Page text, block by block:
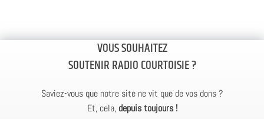
VOUS SOUHAITEZ
SOUTENIR RADIO COURTOISIE ?
Saviez-vous que notre site ne vit que de vos dons ?
Et, cela, depuis toujours !